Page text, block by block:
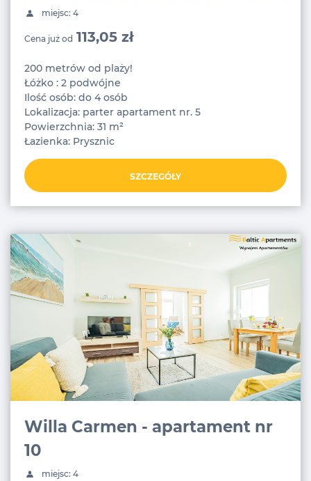
miejsc: 4
Cena już od 113,05 zł
200 metrów od plaży!
Łóżko : 2 podwójne
Ilość osób: do 4 osób
Lokalizacja: parter apartament nr. 5
Powierzchnia: 31 m²
Łazienka: Prysznic
SZCZEGÓŁY
Willa Carmen - apartament nr
10
miejsc: 4